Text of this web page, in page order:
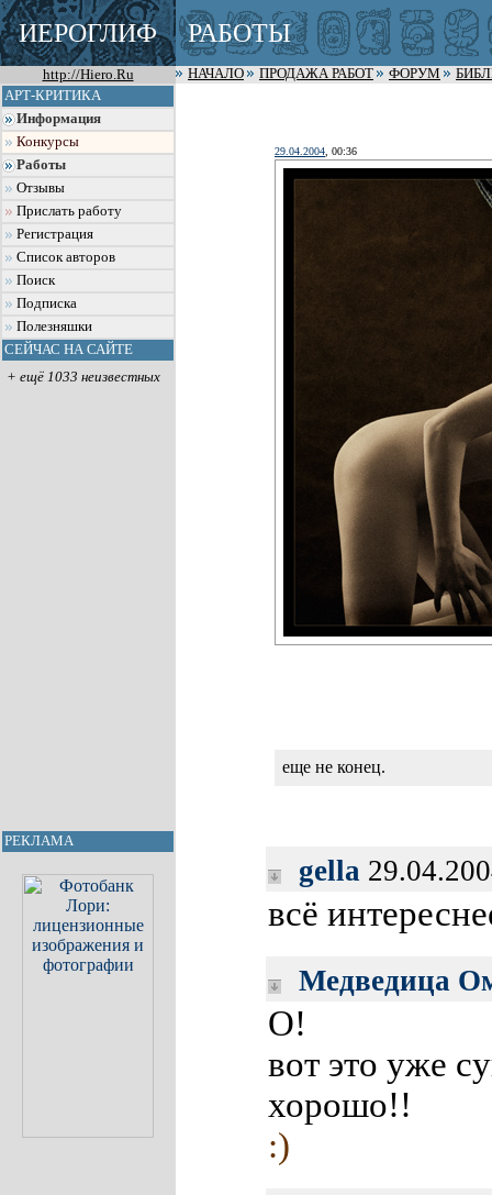
ИЕРОГЛИФ РАБОТЫ
http://Hiero.Ru НАЧАЛО ПРОДАЖА РАБОТ ФОРУМ
АРТ-КРИТИКА
Информация
Конкурсы
Работы
Отзывы
Прислать работу
Регистрация
Список авторов
Поиск
Подписка
Полезняшки
СЕЙЧАС НА САЙТЕ
+ ещё 1033 неизвестных
РЕКЛАМА
29.04.2004 , 00:36
еще не конец.
gella
всё
Медведица
О!
вот это уже
хорошо!!
:)